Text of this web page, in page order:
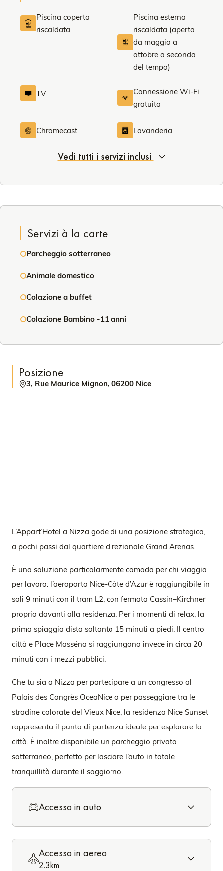
Piscina coperta
riscaldata
Piscina esterna
riscaldata (aperta
da maggio a
ottobre a seconda
del tempo)
TV
Connessione Wi-Fi
gratuita
Chromecast Lavanderia
Vedi tutti i servizi inclusi
Servizi à la carte
Parcheggio sotterraneo
Animale domestico
Colazione a buffet
Colazione Bambino -11 anni
Posizione
3, Rue Maurice Mignon, 06200 Nice
L’Appart’Hotel a Nizza gode di una posizione strategica,
a pochi passi dal quartiere direzionale Grand Arenas.
È una soluzione particolarmente comoda per chi viaggia
per lavoro: l’aeroporto Nice-Côte d’Azur è raggiungibile in
soli 9 minuti con il tram L2, con fermata Cassin–Kirchner
proprio davanti alla residenza. Per i momenti di relax, la
prima spiaggia dista soltanto 15 minuti a piedi. Il centro
città e Place Masséna si raggiungono invece in circa 20
minuti con i mezzi pubblici.
Che tu sia a Nizza per partecipare a un congresso al
Palais des Congrès OceaNice o per passeggiare tra le
stradine colorate del Vieux Nice, la residenza Nice Sunset
rappresenta il punto di partenza ideale per esplorare la
città. È inoltre disponibile un parcheggio privato
sotterraneo, perfetto per lasciare l’auto in totale
tranquillità durante il soggiorno.
Accesso in auto
Accesso in aereo
2.3km